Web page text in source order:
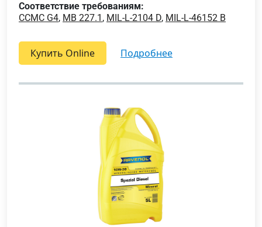
Соответствие требованиям:
CCMC G4, MB 227.1 , MIL-L-2104 D, MIL-L-46152 B
Купить Online подробнее